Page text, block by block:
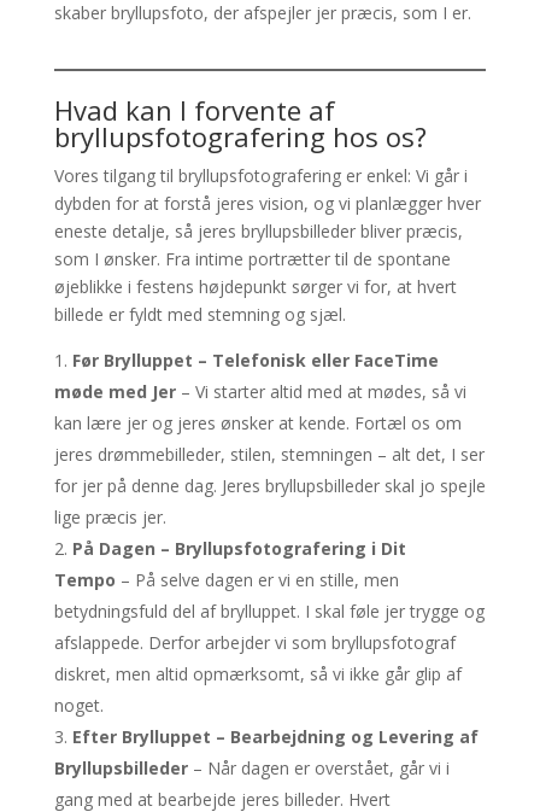
skaber bryllupsfoto, der afspejler jer præcis, som I er.
Hvad kan I forvente af
bryllupsfotografering hos os?
Vores tilgang til bryllupsfotografering er enkel: Vi går i
dybden for at forstå jeres vision, og vi planlægger hver
eneste detalje, så jeres bryllupsbilleder bliver præcis,
som I ønsker. Fra intime portrætter til de spontane
øjeblikke i festens højdepunkt sørger vi for, at hvert
billede er fyldt med stemning og sjæl.
Før Brylluppet – Telefonisk eller FaceTime
møde med Jer– Vi starter altid med at mødes, så vi
kan lære jer og jeres ønsker at kende. Fortæl os om
jeres drømmebilleder, stilen, stemningen – alt det, I ser
for jer på denne dag. Jeres bryllupsbilleder skal jo spejle
lige præcis jer.
På Dagen – Bryllupsfotografering i Dit
Tempo – På selve dagen er vi en stille, men
betydningsfuld del af brylluppet. I skal føle jer trygge og
afslappede. Derfor arbejder vi som bryllupsfotograf
diskret, men altid opmærksomt, så vi ikke går glip af
noget.
Efter Brylluppet – Bearbejdning og Levering af
Bryllupsbilleder– Når dagen er overstået, går vi i
gang med at bearbejde jeres billeder. Hvert